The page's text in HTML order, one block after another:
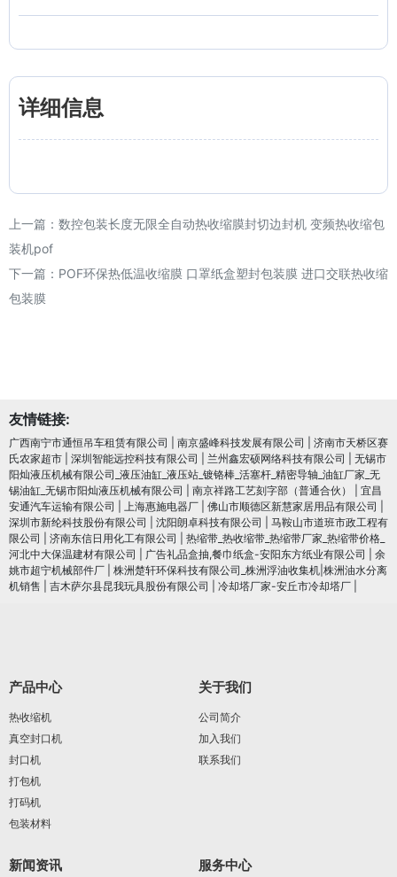
详细信息
上一篇： 数控包装长度无限全自动热收缩膜封切边封机 变频热收缩包
装机pof
下一篇： POF环保热低温收缩膜 口罩纸盒塑封包装膜 进口交联热收缩
包装膜
友情链接:
广西南宁市通恒吊车租赁有限公司 南京盛峰科技发展有限公司
济南市天桥区赛
氏农家超市
深圳智能远控科技有限公司 兰州鑫宏硕网络科技有限公司
无锡市
阳灿液压机械有限公司_液压油缸_液压站_镀铬棒_活塞杆_精密导轴_油缸厂家_无
锡油缸_无锡市阳灿液压机械有限公司
南京祥路工艺刻字部（普通合伙）
宜昌
安通汽车运输有限公司
上海惠施电器厂 佛山市顺德区新慧家居用品有限公司
深圳市新纶科技股份有限公司
沈阳朗卓科技有限公司
马鞍山市道班市政工程有
限公司
济南东信日用化工有限公司
热缩带_热收缩带_热缩带厂家_热缩带价格_
河北中大保温建材有限公司
广告礼品盒抽,餐巾纸盒-安阳东方纸业有限公司
余
姚市超宁机械部件厂
株洲楚轩环保科技有限公司_株洲浮油收集机|株洲油水分离
机销售
吉木萨尔县昆我玩具股份有限公司 冷却塔厂家-安丘市冷却塔厂
产品中心
热收缩机
真空封口机
封口机
打包机
打码机
包装材料
关于我们
公司简介
加入我们
联系我们
新闻资讯 服务中心